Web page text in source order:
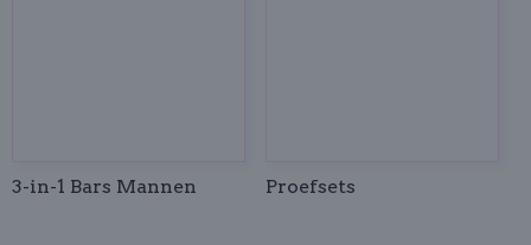
3-in-1 Bars Mannen Proefsets